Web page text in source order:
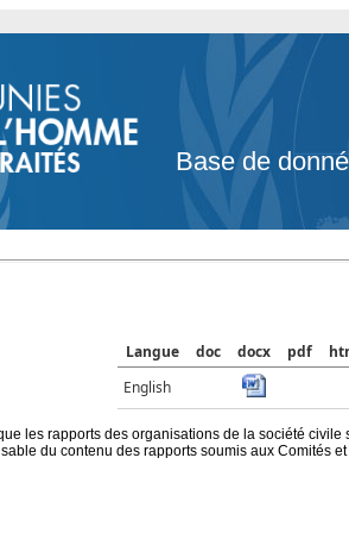
Base de
Langue doc docx pdf
English
les rapports des organisations de la société
du contenu des rapports soumis aux Comités